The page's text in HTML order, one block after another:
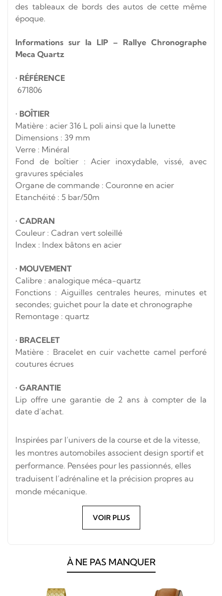
des tableaux de bords des autos de cette même
époque.
Informations sur la LIP – Rallye Chronographe
Meca Quartz
• RÉFÉRENCE
671806
• BOÎTIER
Matière : acier 316 L poli ainsi que la lunette
Dimensions : 39 mm
Verre : Minéral
Fond de boîtier : Acier inoxydable, vissé, avec
gravures spéciales
Organe de commande : Couronne en acier
Etanchéité : 5 bar/50m
• CADRAN
Couleur : Cadran vert soleillé
Index : Index bâtons en acier
• MOUVEMENT
Calibre : analogique méca-quartz
Fonctions : Aiguilles centrales heures, minutes et
secondes; guichet pour la date et chronographe
Remontage : quartz
• BRACELET
Matière : Bracelet encuir vachette camel perforé
coutures écrues
• GARANTIE
Lip offre une garantie de 2 ans à compter de la
date d’achat.
Inspirées par l’univers de la course et de la vitesse,
les montres automobiles associent design sportif et
performance. Pensées pour les passionnés, elles
traduisent l’adrénaline et la précision propres au
monde mécanique.
VOIR PLUS
À NE PAS MANQUER